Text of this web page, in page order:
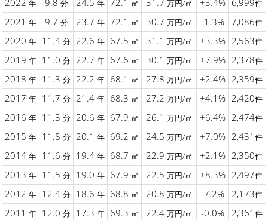
2022 年 9.8 分 24.5 年 72.1 ㎡ 31.7 万円/㎡ +3.4% 6,999件
2021 年 9.7 分 23.7 年 72.1 ㎡ 30.7 万円/㎡ -1.3% 7,086件
2020 年 11.4 分 22.6 年 67.5 ㎡ 31.1 万円/㎡ +3.3% 2,563件
2019 年 11.0 分 22.7 年 67.6 ㎡ 30.1 万円/㎡ +7.9% 2,378件
2018 年 11.3 分 22.2 年 68.1 ㎡ 27.8 万円/㎡ +2.4% 2,359件
2017 年 11.7 分 21.4 年 68.3 ㎡ 27.2 万円/㎡ +4.1% 2,420件
2016 年 11.3 分 20.6 年 67.9 ㎡ 26.1 万円/㎡ +6.4% 2,474件
2015 年 11.8 分 20.1 年 69.2 ㎡ 24.5 万円/㎡ +7.0% 2,431 件
2014 年 11.6 分 19.4 年 68.7 ㎡ 22.9 万円/㎡ +2.1% 2,350件
2013 年 11.5 分 19.0 年 67.9 ㎡ 22.5 万円/㎡ +8.3% 2,497件
2012 年 12.4 分 18.6 年 68.8 ㎡ 20.8 万円/㎡ -7.2% 2,173件
2011 年 12.0 分 17.3 年 69.3 ㎡ 22.4 万円/㎡ -0.0% 2,361 件